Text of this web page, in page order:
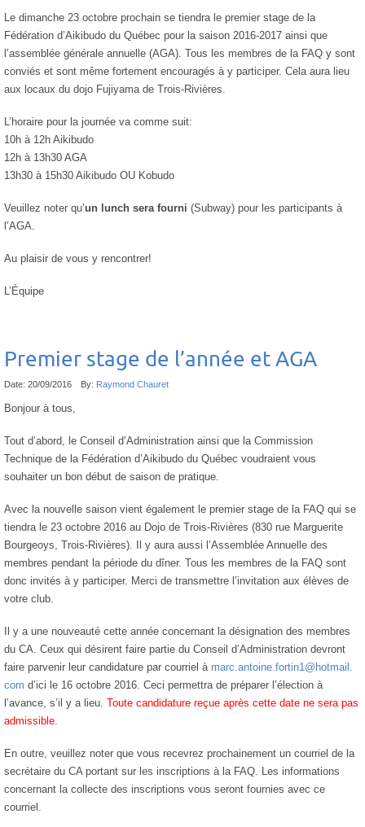
Le dimanche 23 octobre prochain se tiendra le premier stage de la
Fédération d’Aikibudo du Québec pour la saison 2016-2017 ainsi que
l’assemblée générale annuelle (AGA). Tous les membres de la FAQ y sont
conviés et sont même fortement encouragés à y participer. Cela aura lieu
aux locaux du dojo Fujiyama de Trois-Rivières.
L’horaire pour la journée va comme suit:
10h à 12h Aikibudo
12h à 13h30 AGA
13h30 à 15h30 Aikibudo OU Kobudo
Veuillez noter qu’un lunch sera fourni (Subway) pour les participants à
l’AGA.
Au plaisir de vous y rencontrer!
L’Équipe
Premier stage de l’année et AGA
Date: 20/09/2016 By: Raymond Chauret
Bonjour à tous,
Tout d’abord, le Conseil d’Administration ainsi que la Commission
Technique de la Fédération d’Aikibudo du Québec voudraient vous
souhaiter un bon début de saison de pratique.
Avec la nouvelle saison vient également le premier stage de la FAQ qui se
tiendra le 23 octobre 2016 au Dojo de Trois-Rivières (830 rue Marguerite
Bourgeoys, Trois-Rivières). Il y aura aussi l’Assemblée Annuelle des
membres pendant la période du dîner. Tous les membres de la FAQ sont
donc invités à y participer. Merci de transmettre l’invitation aux élèves de
votre club.
Il y a une nouveauté cette année concernant la désignation des membres
du CA. Ceux qui désirent faire partie du Conseil d’Administration devront
faire parvenir leur candidature par courriel à marc.antoine.fortin1@hotmail.
com d’ici le 16 octobre 2016. Ceci permettra de préparer l’élection à
l’avance, s’il y a lieu. Toute candidature reçue après cette date ne sera pas
admissible
En outre, veuillez noter que vous recevrez prochainement un courriel de la
secrétaire du CA portant sur les inscriptions à la FAQ. Les informations
concernant la collecte des inscriptions vous seront fournies avec ce
courriel.